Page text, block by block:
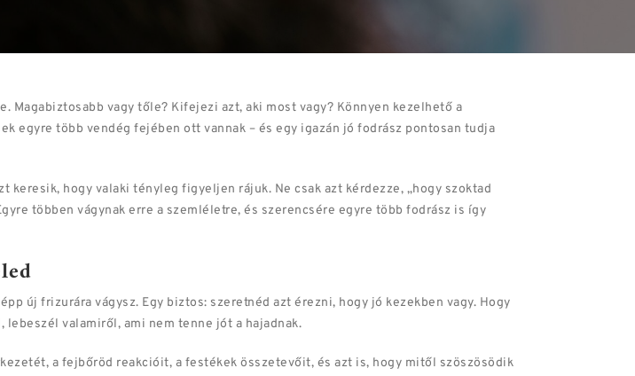
Magabiztosabb vagy tőle? Kifejezi azt, aki most vagy? Könnyen kezelhető a
egyre több vendég fejében ott vannak – és egy igazán jó fodrász pontosan tudja
keresik, hogy valaki tényleg figyeljen rájuk. Ne csak azt kérdezze, „hogy szoktad
többen vágynak erre a szemléletre, és szerencsére egyre több fodrász is így
új frizurára vágysz. Egy biztos: szeretnéd azt érezni, hogy jó kezekben vagy. Hogy
valamiről, ami nem tenne jót a hajadnak.
a fejbőröd reakcióit, a festékek összetevőit, és azt is, hogy mitől szöszösödik